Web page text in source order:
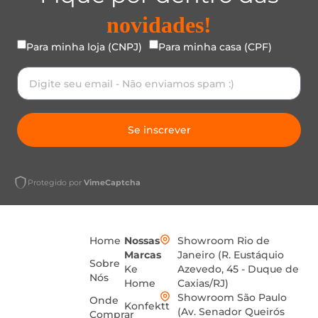
novidades!
Para minha loja (CNPJ) Para minha casa (CPF)
Se inscrever
Protegido por VimeCaptcha
Home
Sobre
Nós
Onde
Comprar
Nossas
Marcas
Ke
Home
Konfektt
Showroom Rio de
Janeiro (R. Eustáquio
Azevedo, 45 - Duque de
Caxias/RJ)
Showroom São Paulo
(Av. Senador Queirós